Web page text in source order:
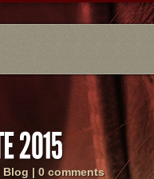
Blog | 0 comments